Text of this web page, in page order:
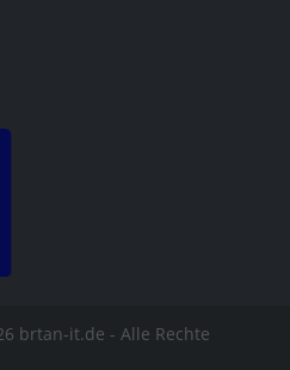
brtan-it.de - Alle Rechte